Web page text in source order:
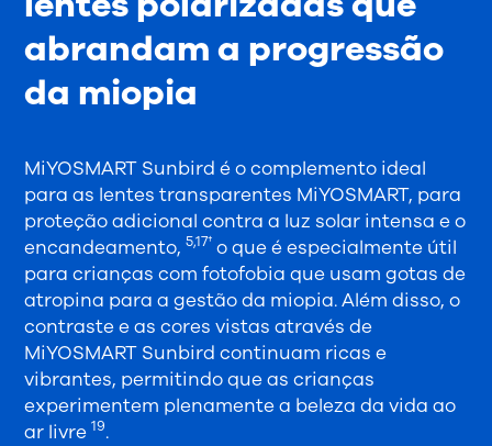
abrandam a progressão
da miopia
MiYOSMART Sunbird é o complemento ideal
para as lentes transparentes MiYOSMART, para
proteção adicional contra a luz solar intensa e o
encandeamento,5,17† o que é especialmente útil
para crianças com fotofobia que usam gotas de
atropina para a gestão da miopia. Além disso, o
contraste e as cores vistas através de
MiYOSMART Sunbird continuam ricas e
vibrantes, permitindo que as crianças
experimentem plenamente a beleza da vida ao
ar livre19.